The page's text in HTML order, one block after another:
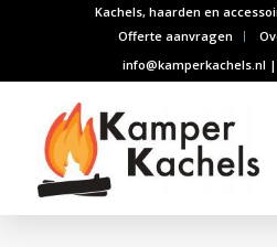
Kachels, haarden en
Offerte aanvragen
info@kamperkachels.nl |